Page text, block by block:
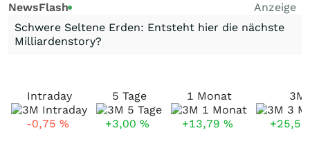
NewsFlash
Anzeige
Schwere Seltene Erden: Entsteht hier die nächste
Milliardenstory?
Intraday
-0,75 %
5 Tage
+3,00 %
1 Monat
+13,79 %
3M